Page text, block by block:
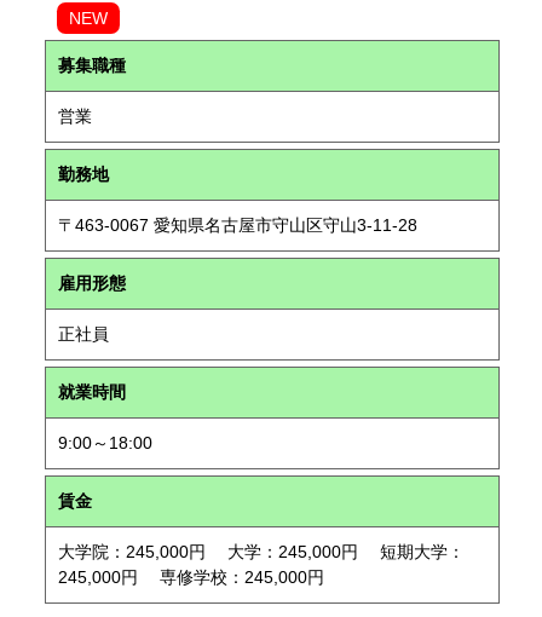
NEW
募集職種
営業
勤務地
〒463-0067 愛知県名古屋市守山区守山3-11-28
雇用形態
正社員
就業時間
9:00～18:00
賃金
大学院：245,000円 大学：245,000円 短期大学：
245,000円 専修学校：245,000円